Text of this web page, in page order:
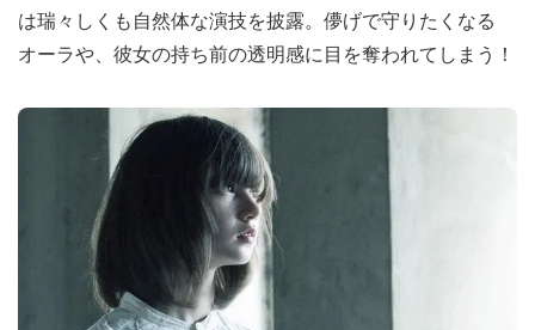
は瑞々しくも自然体な演技を披露。儚げで守りたくなる
オーラや、彼女の持ち前の透明感に目を奪われてしまう！